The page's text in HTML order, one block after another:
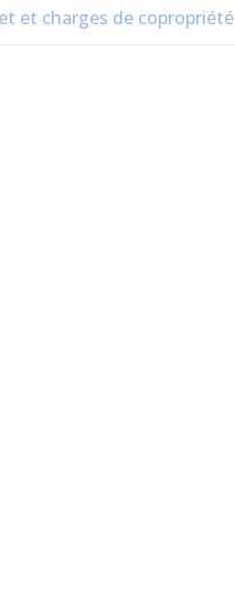
et charges de copropriété